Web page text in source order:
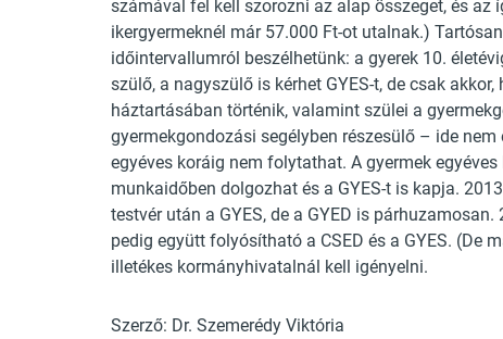
számával fel kell szorozni az alap összeget, és
ikergyermeknél már 57.000 Ft-ot utalnak.)
időintervallumról beszélhetünk: a gyerek 10.
szülő, a nagyszülő is kérhet GYES-t, de csak
háztartásában történik, valamint szülei a
gyermekgondozási segélyben részesülő – ide
egyéves koráig nem folytathat. A gyermek
munkaidőben dolgozhat és a GYES-t is kapja.
testvér után a GYES, de a GYED is
pedig együtt folyósítható a CSED és a GYES. (De
illetékes kormányhivatalnál kell igényelni.
Szerző: Dr. Szemerédy Viktória